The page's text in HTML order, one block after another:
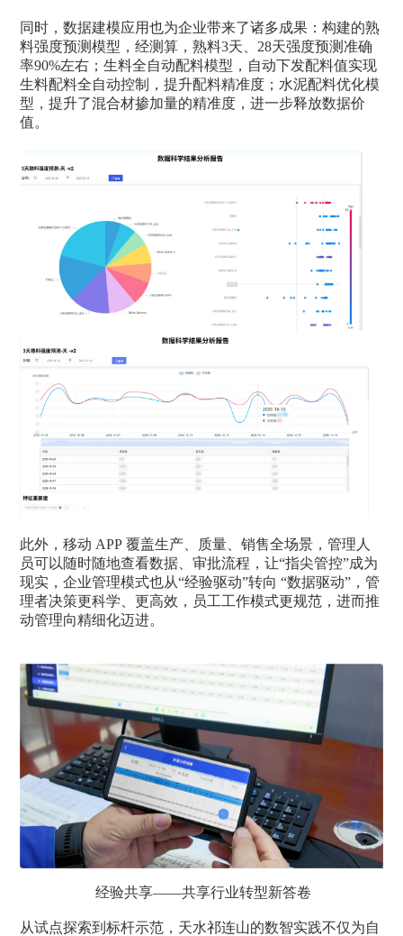
同时，数据建模应用也为企业带来了诸多成果：构建的熟
料强度预测模型，经测算，熟料3天、28天强度预测准确
率90%左右；生料全自动配料模型，自动下发配料值实现
生料配料全自动控制，提升配料精准度；水泥配料优化模
型，提升了混合材掺加量的精准度，进一步释放数据价
值。
此外，移动 APP 覆盖生产、质量、销售全场景，管理人
员可以随时随地查看数据、审批流程，让“指尖管控”成为
现实，企业管理模式也从“经验驱动”转向 “数据驱动”，管
理者决策更科学、更高效，员工工作模式更规范，进而推
动管理向精细化迈进。
经验共享——共享行业转型新答卷
从试点探索到标杆示范，天水祁连山的数智实践不仅为自